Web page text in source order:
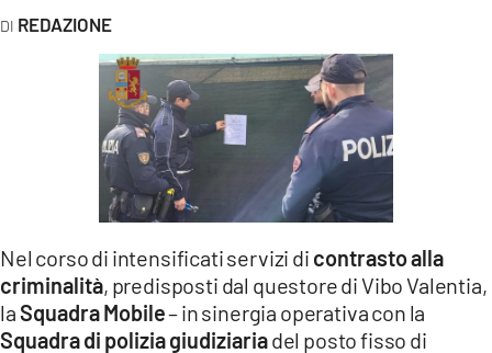
LACPLAY.IT
LACONAIR.IT
ILREGGINO.IT
COSENZACHANNEL.IT
REDAZIONE
Nel corso di intensificati servizi di contrasto alla
criminalità, predisposti dal questore di Vibo Valentia,
laSquadra Mobile– in sinergia operativa con la
Squadra di polizia giudiziariadel posto fisso di